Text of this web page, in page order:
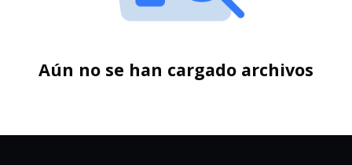
Aún no se han cargado archivos